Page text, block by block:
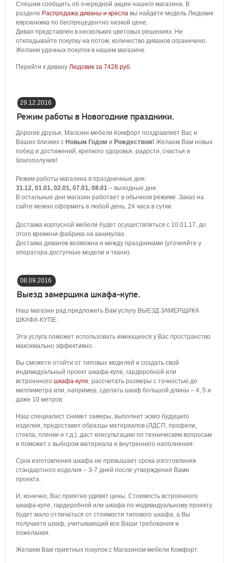
Спешим сообщить об очередной акции нашего магазина. В
разделе Распродажа диваны и кресла вы найдете модель Людовик
еврокнижка по беспрецедентно низкой цене.
Диван представлен в нескольких цветовых решениях. Не
откладывайте покупку на потом, количество диванов ограничено.
Желаем удачных покупок в нашем магазине.
Перейти к дивану Людовик за 7428 руб.
29.12.2016
19:27:00
Режим работы в Новогодние праздники.
Дорогие друзья, Магазин мебели Комфорт поздравляет Вас и
Ваших близких с Новым Годом и Рождеством! Желаем Вам новых
побед и достижений, крепкого здоровья, радости, счастья и
благополучия!
Режим работы магазина в праздничные дни:
31.12, 01.01, 02.01, 07.01, 08.01 – выходные дни.
В остальные дни магазин работает в обычном режиме. Заказ на
сайте можно оформить в любой день, 24 часа в сутки.
Доставка корпусной мебели будет осуществляться с 10.01.17, до
этого времени фабрика на каникулах.
Доставка диванов возможна и между праздниками (уточняйте у
оператора доступные модели и ткани).
08.09.2016
16:21:00
Выезд замерщика шкафа-купе.
Наш магазин рад предложить Вам услугу ВЫЕЗД ЗАМЕРЩИКА
ШКАФА-КУПЕ.
Эта услуга поможет использовать имеющееся у Вас пространство
максимально эффективно.
Вы сможете отойти от типовых моделей и создать свой
индивидуальный проект шкафа-купе, гардеробной или
встроенного шкафа-купе, рассчитать размеры с точностью до
миллиметра или, например, сделать шкаф большой длины – 4, 5 и
даже 10 метров.
Наш специалист снимет замеры, выполнит эскиз будущего
изделия, предоставит образцы материалов (ЛДСП, профили,
стекла, пленки и т.д.), даст консультацию по техническим вопросам
и поможет с выбором материала и внутреннего наполнения.
Срок изготовления шкафа не превышает срока изготовления
стандартного изделия – 3-7 дней после утверждения Вами
проекта.
И, конечно, Вас приятно удивят цены. Стоимость встроенного
шкафа-купе, гардеробной или шкафа по индивидуальному проекту
будет мало отличаться от стоимости типового шкафа, а Вы
получаете шкаф, учитывающий все Ваши требования и
пожелания.
Желаем Вам приятных покупок с Магазином мебели Комфорт.